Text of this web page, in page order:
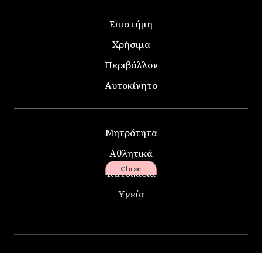
Επιστήμη
Χρήσιμα
Περιβάλλον
Αυτοκίνητο
Μητρότητα
Αθλητικά
Κατοικίδια
Υγεία
Close